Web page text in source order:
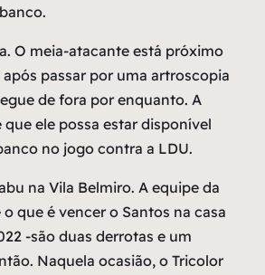
O meia-atacante está próximo
passar por uma artroscopia
de fora por enquanto. A
ele possa estar disponível
no jogo contra a LDU.
na Vila Belmiro. A equipe da
que é vencer o Santos na casa
-são duas derrotas e um
Naquela ocasião, o Tricolor